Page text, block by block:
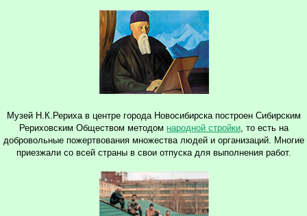
Музей Н.К.Рериха в центре города Новосибирска построен Сибирским
Рериховским Обществом методом народной стройки , то есть на
добровольные пожертвования множества людей и организаций. Многие
приезжали со всей страны в свои отпуска для выполнения работ.